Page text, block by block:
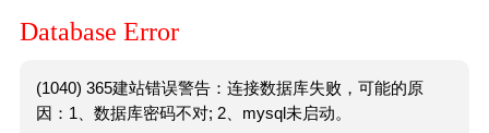
Database Error
(1040) 365建站错误警告：连接数据库失败，可能的原
因：1、数据库密码不对; 2、mysql未启动。